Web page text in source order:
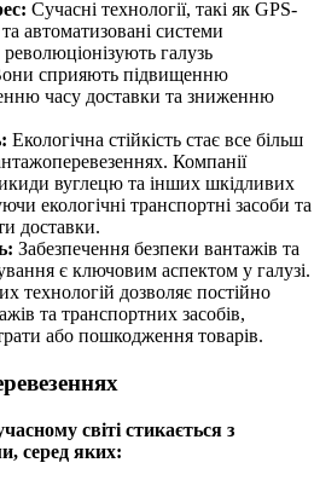
Сучасні технології, такі як GPS-
автоматизовані системи
галузь
сприяють підвищенню
часу доставки та зниженню
Екологічна стійкість стає все більш
Компанії
вуглецю та інших шкідливих
екологічні транспортні засоби та
доставки.
Забезпечення безпеки вантажів та
є ключовим аспектом у галузі.
технологій дозволяє постійно
та транспортних засобів,
або пошкодження товарів.
світі стикається з
серед яких: